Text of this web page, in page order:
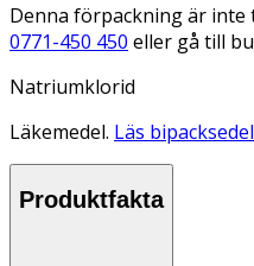
Denna förpackning är inte
0771-450 450 eller gå till
Natriumklorid
Läkemedel. Läs
Produktfakta